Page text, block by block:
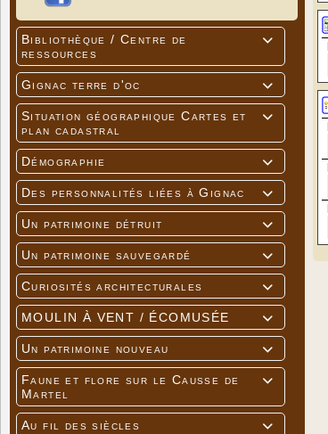

Bibliothèque / Centre de
ressources

Gignac terre d'oc

Situation géographique Cartes et
plan cadastral

Démographie

Des personnalités liées à Gignac

Un patrimoine détruit

Un patrimoine sauvegardé

Curiosités architecturales

MOULIN À VENT / ÉCOMUSÉE

Un patrimoine nouveau

Faune et flore sur le Causse de
Martel

Au fil des siècles